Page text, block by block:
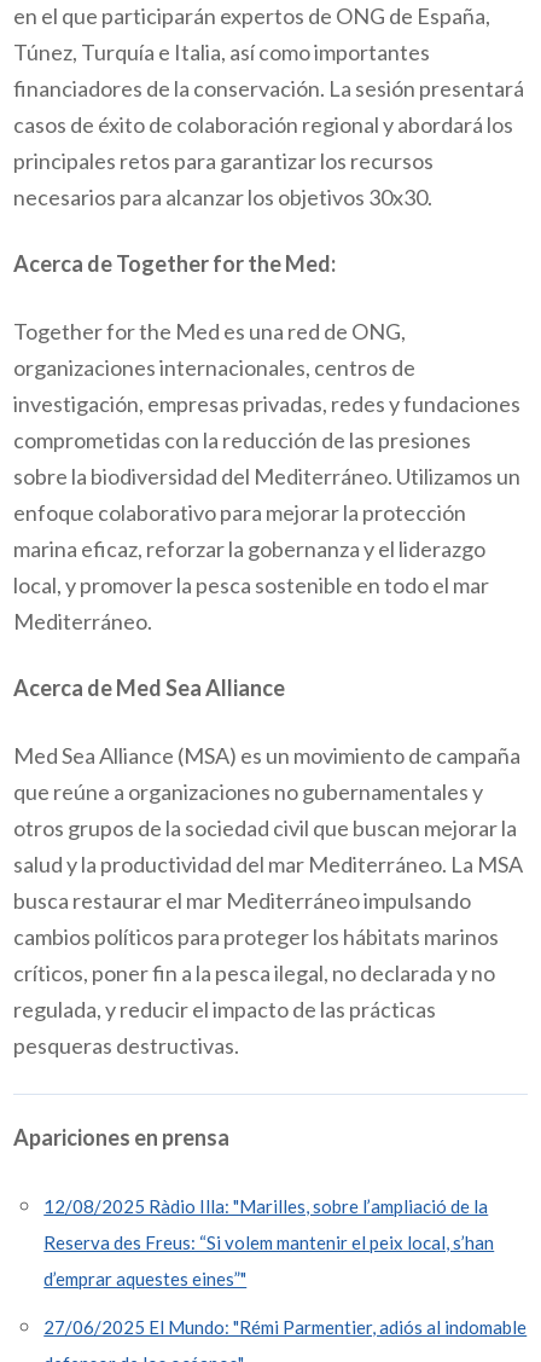
en el que participarán expertos de ONG de España,
Túnez, Turquía e Italia, así como importantes
financiadores de la conservación. La sesión presentará
casos de éxito de colaboración regional y abordará los
principales retos para garantizar los recursos
necesarios para alcanzar los objetivos 30x30.
Acerca de Together for the Med:
Together for the Med es una red de ONG,
organizaciones internacionales, centros de
investigación, empresas privadas, redes y fundaciones
comprometidas con la reducción de las presiones
sobre la biodiversidad del Mediterráneo. Utilizamos un
enfoque colaborativo para mejorar la protección
marina eficaz, reforzar la gobernanza y el liderazgo
local, y promover la pesca sostenible en todo el mar
Mediterráneo.
Acerca de Med Sea Alliance
Med Sea Alliance (MSA) es un movimiento de campaña
que reúne a organizaciones no gubernamentales y
otros grupos de la sociedad civil que buscan mejorar la
salud y la productividad del mar Mediterráneo. La MSA
busca restaurar el mar Mediterráneo impulsando
cambios políticos para proteger los hábitats marinos
críticos, poner fin a la pesca ilegal, no declarada y no
regulada, y reducir el impacto de las prácticas
pesqueras destructivas.
Apariciones en prensa
12/08/2025 Ràdio Illa: "Marilles, sobre l’ampliació de la
Reserva des Freus: “Si volem mantenir el peix local, s’han
d’emprar aquestes eines”"
27/06/2025 El Mundo: "Rémi Parmentier, adiós al indomable